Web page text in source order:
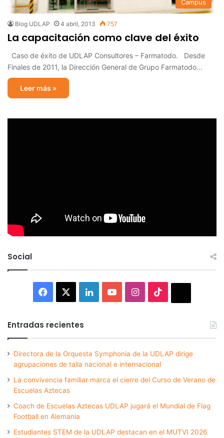
Campus
Blog UDLAP 4 abril, 2013 757
La capacitación como clave del éxito
Caso de éxito de UDLAP Consultores – Farmatodo. Desde
Finales de 2011, la Dirección General de Grupo Farmatodo…
Leer más »
Social
Facebook LinkedInYouTubeInstagram
Entradas recientes
Directora de la Orquesta Symphonia de la UDLAP dirige
agrupaciones de talla nacional e internacional
La convivencia familiar marca el cierre del Curso de Verano de
Escuelas Aztecas
Coach de Escuelas Aztecas UDLAP jugará el Mundial de Flag
Football en Alemania
Estudiantes STEM de la UDLAP destacan en el MUTVI 2026